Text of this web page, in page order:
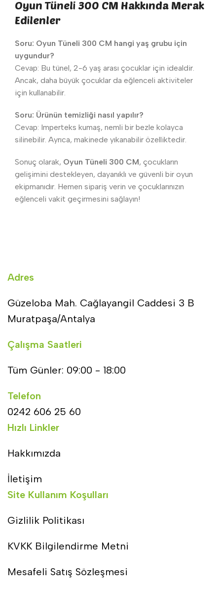
Oyun Tüneli 300 CM Hakkında Merak
Edilenler
Soru: Oyun Tüneli 300 CM hangi yaş grubu için
uygundur?
Cevap: Bu tünel, 2-6 yaş arası çocuklar için idealdir.
Ancak, daha büyük çocuklar da eğlenceli aktiviteler
için kullanabilir.
Soru: Ürünün temizliği nasıl yapılır?
Cevap: Imperteks kumaş, nemli bir bezle kolayca
silinebilir. Ayrıca, makinede yıkanabilir özelliktedir.
Sonuç olarak, Oyun Tüneli 300 CM, çocukların
gelişimini destekleyen, dayanıklı ve güvenli bir oyun
ekipmanıdır. Hemen sipariş verin ve çocuklarınızın
eğlenceli vakit geçirmesini sağlayın!
Adres
Güzeloba Mah. Cağlayangil Caddesi 3 B
Muratpaşa/Antalya
Çalışma Saatleri
Tüm Günler: 09:00 - 18:00
Telefon
0242 606 25 60
Hızlı Linkler
Hakkımızda
İletişim
Site Kullanım Koşulları
Gizlilik Politikası
KVKK Bilgilendirme Metni
Mesafeli Satış Sözleşmesi